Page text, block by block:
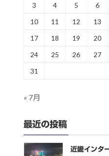
3
4 5 6
10
11 12 13
17
18 19 20
24
25 26 27
31
« 7月
最近の投稿
近畿イン